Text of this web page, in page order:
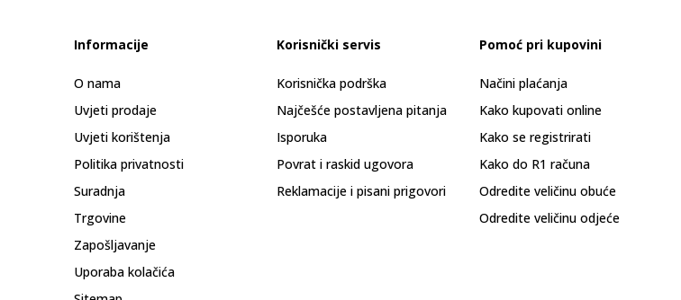
Informacije
O nama
Uvjeti prodaje
Uvjeti korištenja
Politika privatnosti
Suradnja
Trgovine
Zapošljavanje
Uporaba kolačića
Korisnički servis
Korisnička podrška
Najčešće postavljena pitanja
Isporuka
Povrat i raskid ugovora
Reklamacije i pisani prigovori
Pomoć pri kupovini
Načini plaćanja
Kako kupovati online
Kako se registrirati
Kako do R1 računa
Odredite veličinu obuće
Odredite veličinu odjeće